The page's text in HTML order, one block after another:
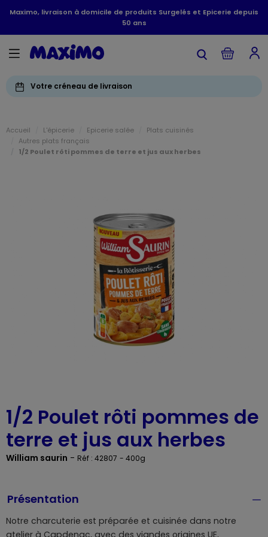
Maximo, livraison à domicile de produits Surgelés et Epicerie depuis
50 ans
Votre créneau de livraison
Accueil L'épicerie Epicerie salée
Plats cuisinés
Autres plats français
1/2 Poulet rôti pommes de terre et jus aux herbes
1/2 Poulet rôti pommes de
terre et jus aux herbes
William saurin - Réf : 42807 - 400g
Présentation
Notre charcuterie est préparée et cuisinée dans notre
atelier à Capdenac, avec des viandes origines UE,